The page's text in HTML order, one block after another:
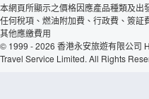
本網頁所顯示之價格因應產品種類及出
任何稅項、燃油附加費、行政費、簽証
其他應繳費用
© 1999 - 2026 香港永安旅遊有限公司
Travel Service Limited. All Rights